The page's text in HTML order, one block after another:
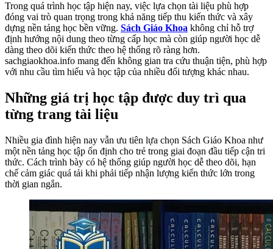
Trong quá trình học tập hiện nay, việc lựa chọn tài liệu phù hợp
đóng vai trò quan trọng trong khả năng tiếp thu kiến thức và xây
dựng nền tảng học bền vững. Sách Giáo Khoa không chỉ hỗ trợ
định hướng nội dung theo từng cấp học mà còn giúp người học dễ
dàng theo dõi kiến thức theo hệ thống rõ ràng hơn.
sachgiaokhoa.info mang đến không gian tra cứu thuận tiện, phù hợp
với nhu cầu tìm hiểu và học tập của nhiều đối tượng khác nhau.
Những giá trị học tập được duy trì qua
từng trang tài liệu
Nhiều gia đình hiện nay vẫn ưu tiên lựa chọn Sách Giáo Khoa như
một nền tảng học tập ổn định cho trẻ trong giai đoạn đầu tiếp cận tri
thức. Cách trình bày có hệ thống giúp người học dễ theo dõi, hạn
chế cảm giác quá tải khi phải tiếp nhận lượng kiến thức lớn trong
thời gian ngắn.